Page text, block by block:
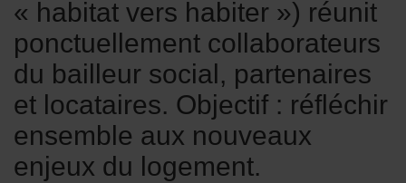
« habitat vers habiter ») réunit
ponctuellement collaborateurs
du bailleur social, partenaires
et locataires. Objectif : réfléchir
ensemble aux nouveaux
enjeux du logement.